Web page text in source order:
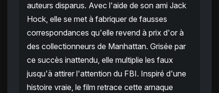
auteurs disparus. Avec l'aide de son ami Jack
Hock, elle se met à fabriquer de fausses
correspondances qu'elle revend à prix d'or à
des collectionneurs de Manhattan. Grisée par
ce succès inattendu, elle multiplie les faux
jusqu'à attirer l'attention du FBI. Inspiré d'une
histoire vraie, le film retrace cette arnaque